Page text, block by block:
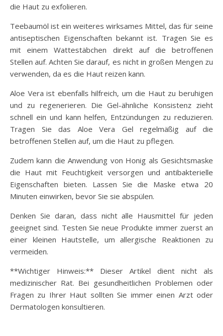
die Haut zu exfolieren.
Teebaumöl ist ein weiteres wirksames Mittel, das für seine
antiseptischen Eigenschaften bekannt ist. Tragen Sie es
mit einem Wattestäbchen direkt auf die betroffenen
Stellen auf. Achten Sie darauf, es nicht in großen Mengen zu
verwenden, da es die Haut reizen kann.
Aloe Vera ist ebenfalls hilfreich, um die Haut zu beruhigen
und zu regenerieren. Die Gel-ähnliche Konsistenz zieht
schnell ein und kann helfen, Entzündungen zu reduzieren.
Tragen Sie das Aloe Vera Gel regelmäßig auf die
betroffenen Stellen auf, um die Haut zu pflegen.
Zudem kann die Anwendung von Honig als Gesichtsmaske
die Haut mit Feuchtigkeit versorgen und antibakterielle
Eigenschaften bieten. Lassen Sie die Maske etwa 20
Minuten einwirken, bevor Sie sie abspülen.
Denken Sie daran, dass nicht alle Hausmittel für jeden
geeignet sind. Testen Sie neue Produkte immer zuerst an
einer kleinen Hautstelle, um allergische Reaktionen zu
vermeiden.
**Wichtiger Hinweis:** Dieser Artikel dient nicht als
medizinischer Rat. Bei gesundheitlichen Problemen oder
Fragen zu Ihrer Haut sollten Sie immer einen Arzt oder
Dermatologen konsultieren.